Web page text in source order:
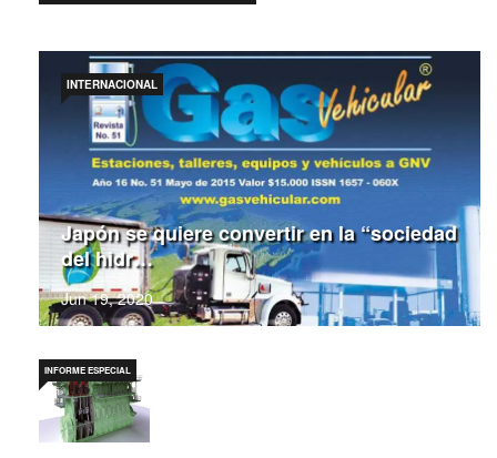
Japón se quiere convertir en la “sociedad
del hidr…
Jun 19, 2020
INTERNACIONAL
INFORME ESPECIAL